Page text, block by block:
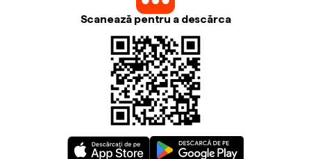
Scanează pentru a descărca